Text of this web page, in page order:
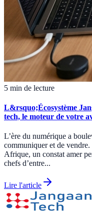
5 min de lecture
L&rsquo;Écosystème
tech, le moteur de votre
L’ère du numérique a
communiquer et de
Afrique, un constat amer
chefs d’entre...
Lire l'article